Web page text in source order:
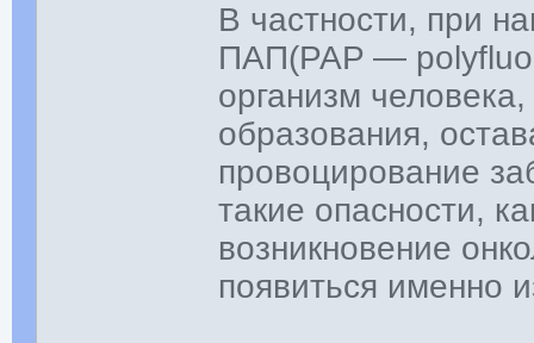
В частности, при
ПАП(PAP —
организм
образования,
провоцирование
такие опасности,
возникновение
появиться именно